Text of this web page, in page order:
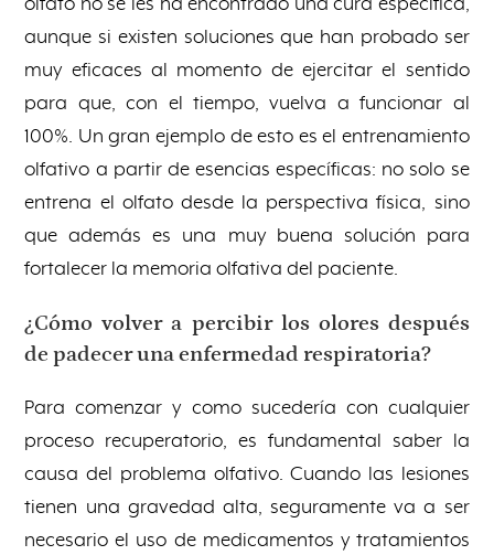
aunque si existen soluciones que han probado ser
muy eficaces al momento de ejercitar el sentido
para que, con el tiempo, vuelva a funcionar al
100%. Un gran ejemplo de esto es el entrenamiento
olfativo a partir de esencias específicas: no solo se
entrena el olfato desde la perspectiva física, sino
que además es una muy buena solución para
fortalecer la memoria olfativa del paciente.
¿Cómo volver a percibir los olores después
de padecer una enfermedad respiratoria?
Para comenzar y como sucedería con cualquier
proceso recuperatorio, es fundamental saber la
causa del problema olfativo. Cuando las lesiones
tienen una gravedad alta, seguramente va a ser
necesario el uso de medicamentos y tratamientos